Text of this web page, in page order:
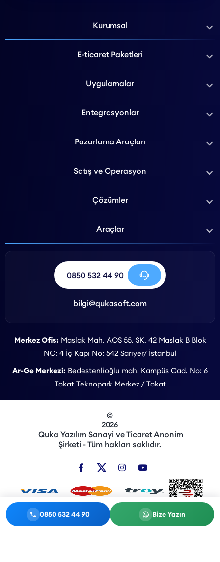
Kurumsal
E-ticaret Paketleri
Uygulamalar
Entegrasyonlar
Pazarlama Araçları
Satış ve Operasyon
Çözümler
Araçlar
0850 532 44 90
bilgi@qukasoft.com
Merkez Ofis: Maslak Mah. AOS 55. SK. 42 Maslak B Blok
NO: 4 İç Kapı No: 542 Sarıyer/ İstanbul
Ar-Ge Merkezi: Bedestenlioğlu mah. Kampüs Cad. No: 6
Tokat Teknopark Merkez / Tokat
©
2026
Quka Yazılım Sanayi ve Ticaret Anonim
Şirketi - Tüm hakları saklıdır.
0850 532 44 90 Bize Yazın